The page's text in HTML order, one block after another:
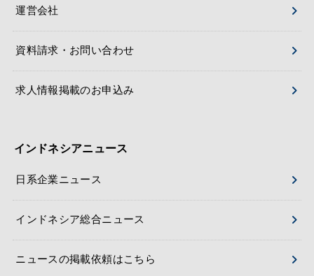
運営会社
資料請求・お問い合わせ
求人情報掲載のお申込み
インドネシアニュース
日系企業ニュース
インドネシア総合ニュース
ニュースの掲載依頼はこちら